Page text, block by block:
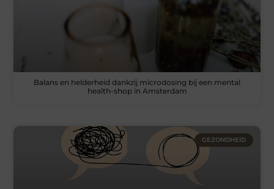
Balans en helderheid dankzij microdosing bij een mental
health-shop in Amsterdam
GEZONDHEID